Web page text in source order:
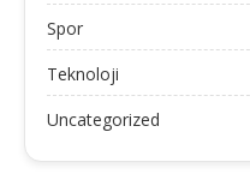
Spor
Teknoloji
Uncategorized